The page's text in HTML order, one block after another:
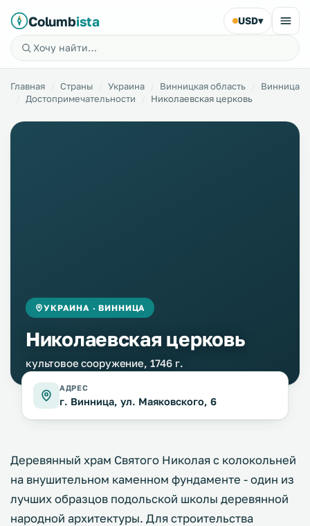
Columbista USD▾
Главная Страны Украина Винницкая область
Винница
Достопримечательности
Николаевская церковь
УКРАИНА · ВИННИЦА
Николаевская церковь
культовое сооружение, 1746 г.
АДРЕС
г. Винница, ул. Маяковского, 6
Деревянный храм Святого Николая с колокольней
на внушительном каменном фундаменте - один из
лучших образцов подольской школы деревянной
народной архитектуры. Для строительства